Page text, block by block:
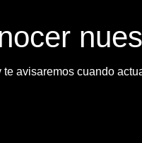
te avisaremos cuando